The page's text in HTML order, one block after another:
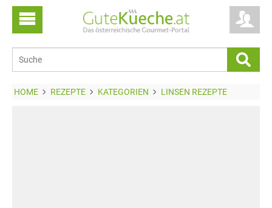
HOME REZEPTE KATEGORIEN LINSEN REZEPTE